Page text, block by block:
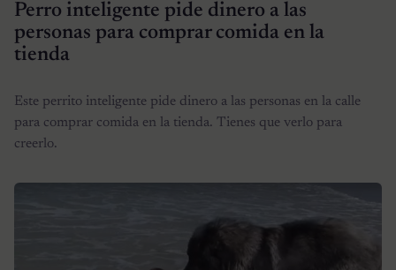
Perro inteligente pide dinero a las
personas para comprar comida en la
tienda
Este perrito inteligente pide dinero a las personas en la calle
para comprar comida en la tienda. Tienes que verlo para
creerlo.